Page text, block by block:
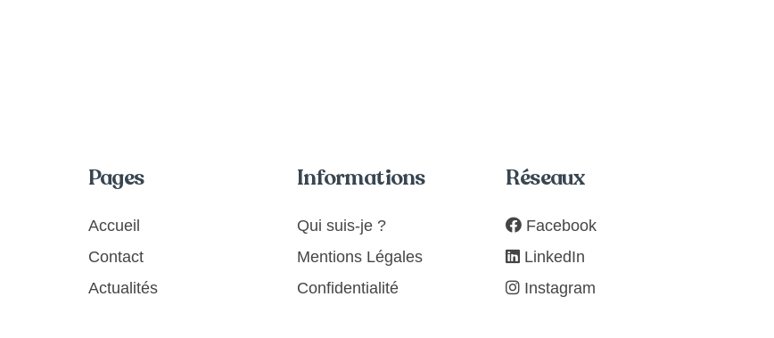
Pages
Accueil
Contact
Actualités
Informations
Qui suis-je ?
Mentions Légales
Confidentialité
Réseaux
Facebook
LinkedIn
Instagram